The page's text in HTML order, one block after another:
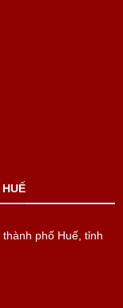
phố Huế, tỉnh